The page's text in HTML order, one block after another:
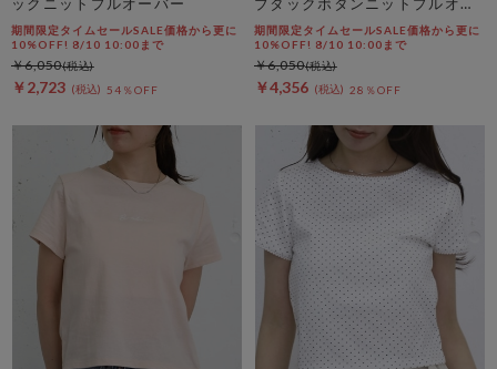
期間限定タイムセールSALE価格から更に
10%OFF! 8/10 10:00まで
￥2,723 54％OFF
￥6,050
バー
期間限定タイムセールSALE価格から更に
10%OFF! 8/10 10:00まで
￥4,356 28％OFF
￥6,050